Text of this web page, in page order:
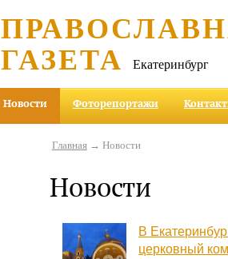
ГАЗЕТА Екатеринбург
Новости Фоторепортажи
Главная→ Новости
Новости
В
церковный